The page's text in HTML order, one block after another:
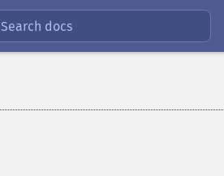
Search docs